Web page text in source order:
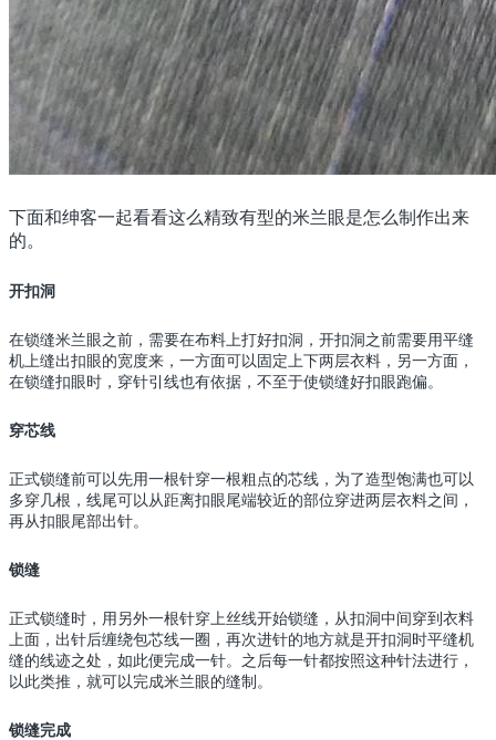
下面和绅客一起看看这么精致有型的米兰眼是怎么制作出来
的。
开扣洞
在锁缝米兰眼之前，需要在布料上打好扣洞，开扣洞之前需要用平缝
机上缝出扣眼的宽度来，一方面可以固定上下两层衣料，另一方面，
在锁缝扣眼时，穿针引线也有依据，不至于使锁缝好扣眼跑偏。
穿芯线
正式锁缝前可以先用一根针穿一根粗点的芯线，为了造型饱满也可以
多穿几根，线尾可以从距离扣眼尾端较近的部位穿进两层衣料之间，
再从扣眼尾部出针。
锁缝
正式锁缝时，用另外一根针穿上丝线开始锁缝，从扣洞中间穿到衣料
上面，出针后缠绕包芯线一圈，再次进针的地方就是开扣洞时平缝机
缝的线迹之处，如此便完成一针。之后每一针都按照这种针法进行，
以此类推，就可以完成米兰眼的缝制。
锁缝完成